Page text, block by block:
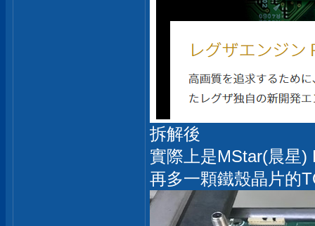
拆解後
實際上是MStar(晨星)
再多一顆鐵殼晶片的